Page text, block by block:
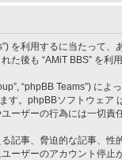
を利用するに当たっ
後も “AMiT BBS” を
“phpBB Teams”) に
す。phpBBソフトウェア
ーザーの行為には一切
事、脅迫的な記事、
ーザーのアカウント停